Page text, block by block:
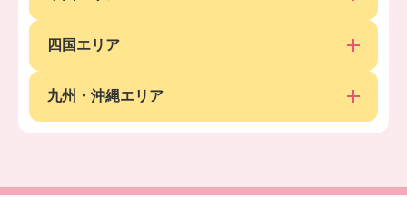
四国エリア
九州・沖縄エリア